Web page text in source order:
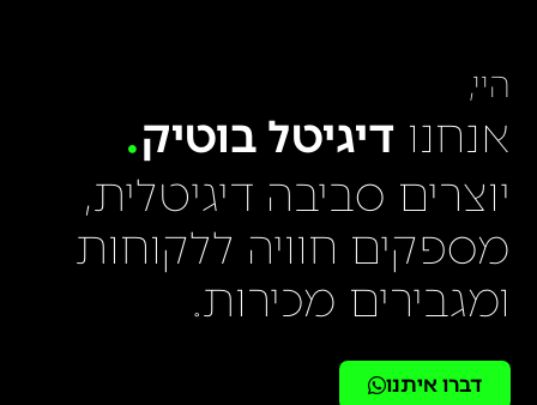
היי,
אנחנו דיגיטל בוטיק
יוצרים סביבה דיגיטלית,
מספקים חוויה ללקוחות
ומגבירים מכירות.
דברו איתנו